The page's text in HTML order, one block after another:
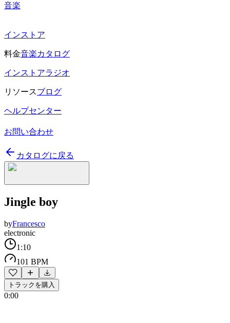
音楽
インストア
料金音楽カタログ
インストアラジオ
リソースブログ
ヘルプセンター
お問い合わせ
カタログに戻る
Jingle boy
byFrancesco
electronic
1:10
101 BPM
トラックを購入
0:00